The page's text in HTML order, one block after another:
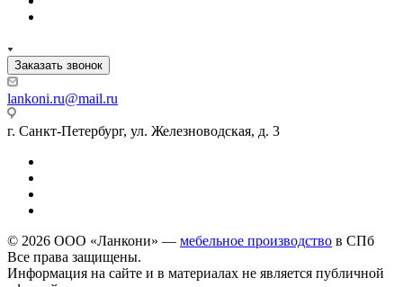
Заказать звонок
lankoni.ru@mail.ru
г. Санкт-Петербург, ул. Железноводская, д. 3
© 2026 ООО «Ланкони» — мебельное производство в СПб
Все права защищены.
Информация на сайте и в материалах не является публичной